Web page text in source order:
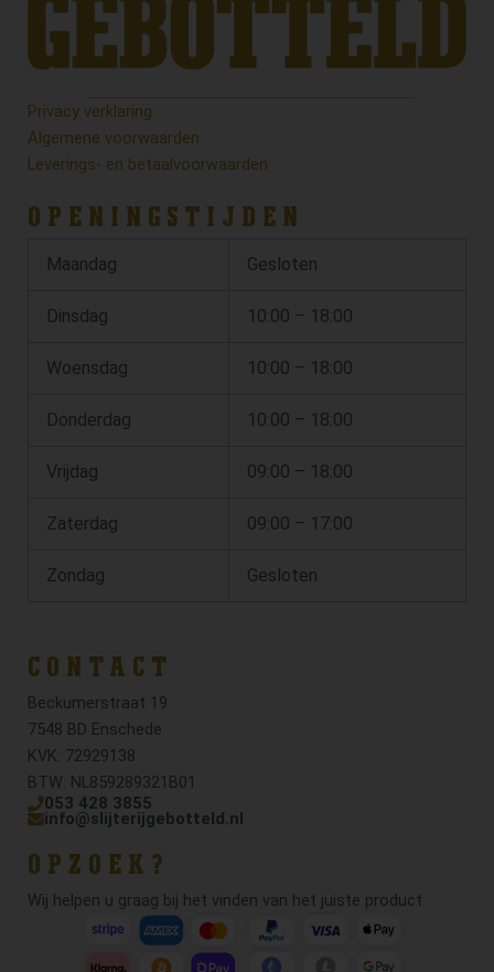
Privacy verklaring
Algemene voorwaarden
Leverings- en betaalvoorwaarden
OPENINGSTIJDEN
Maandag Gesloten
Dinsdag 10:00 – 18:00
Woensdag 10:00 – 18:00
Donderdag 10:00 – 18:00
Vrijdag 09:00 – 18:00
Zaterdag 09:00 – 17:00
Zondag Gesloten
CONTACT
Beckumerstraat 19
7548 BD Enschede
KVK: 72929138
BTW: NL859289321B01
053 428 3855
info@slijterijgebotteld.nl
OPZOEK?
Wij helpen u graag bij het vinden van het juiste product.